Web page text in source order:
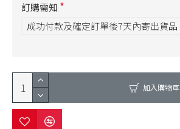
訂購需知
成功付款及確定訂單後7天內寄出貨品
加入購物車